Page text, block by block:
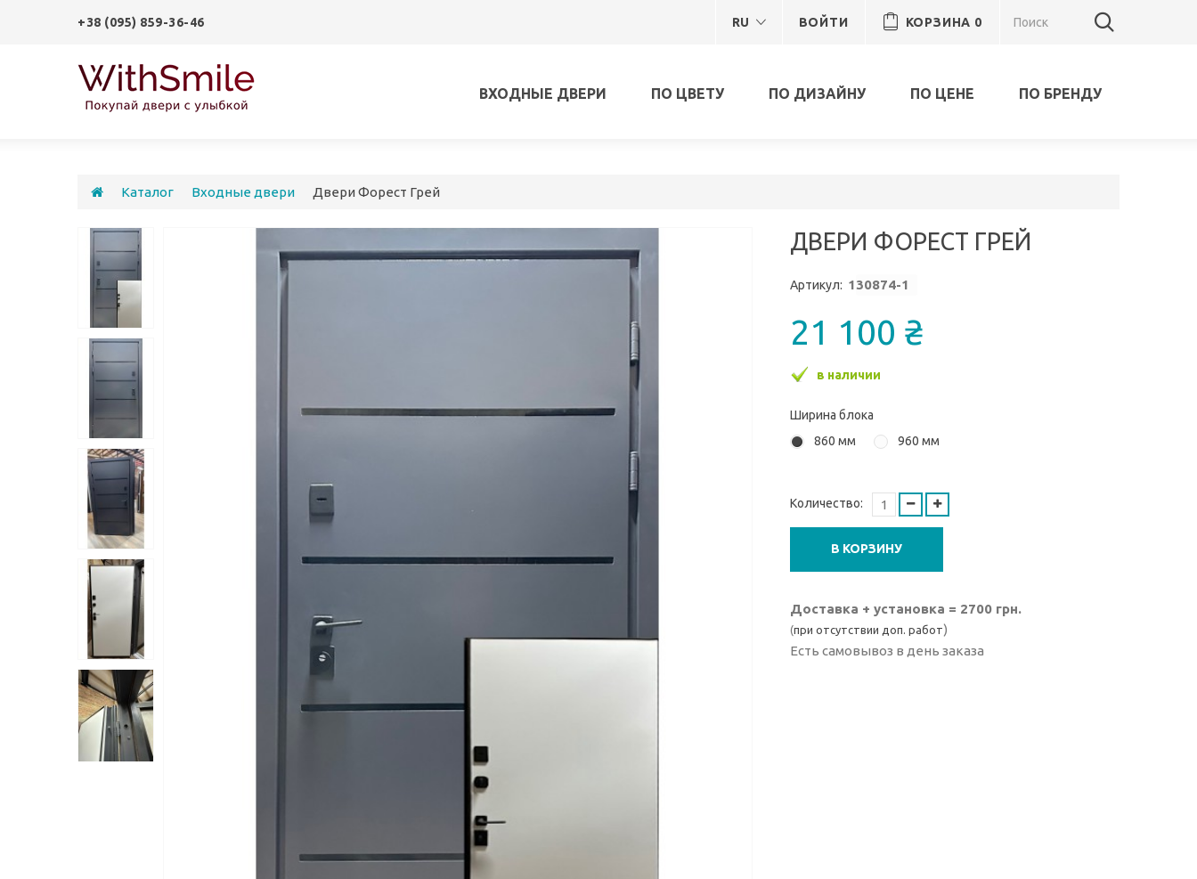
КОРЗИНА 0
ВОЙТИ
RU
+38 (095) 859-36-46
ВХОДНЫЕ ДВЕРИ ПО ЦВЕТУ ПО ДИЗАЙНУ ПО ЦЕНЕ ПО БРЕНДУ
Каталог Входные двери Двери Форест Грей
ДВЕРИ ФОРЕСТ ГРЕЙ
Артикул: 130874-1
21 100 ₴
в наличии
Ширина блока
860 мм
960 мм
Количество:
В КОРЗИНУ
Доставка + установка = 2700 грн.
(при отсутствии доп. работ)
Есть самовывоз в день заказа